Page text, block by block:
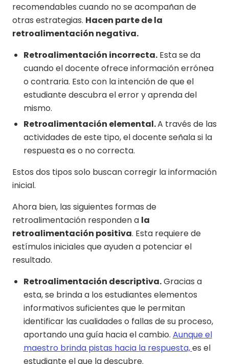
recomendables cuando no se acompañan de
otras estrategias. Hacen parte de la
retroalimentación negativa.
Retroalimentación incorrecta.Esta se da
cuando el docente ofrece información errónea
o contraria. Esto con la intención de que el
estudiante descubra el error y aprenda del
mismo.
Retroalimentación elemental.A través de las
actividades de este tipo, el docente señala si la
respuesta es o no correcta.
Estos dos tipos solo buscan corregir la información
inicial.
Ahora bien, las siguientes formas de
retroalimentación responden a la
retroalimentación positiva. Esta requiere de
estímulos iniciales que ayuden a potenciar el
resultado.
Retroalimentación descriptiva.Gracias a
esta, se brinda a los estudiantes elementos
informativos suficientes que le permitan
identificar las cualidades o fallas de su proceso,
aportando una guía hacia el cambio. Aunque el
maestro brinda pistas hacia la respuesta,es el
estudiante el que la descubre.